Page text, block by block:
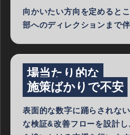
向かいたい方向を定めると
部へのディレクションまで伴
場当たり的な
施策ばかりで不安
表面的な数字に踊らされな
な検証&改善フローを設計